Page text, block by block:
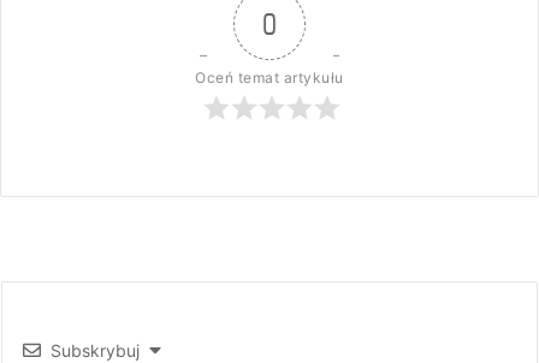
0
Oceń temat artykułu
Subskrybuj